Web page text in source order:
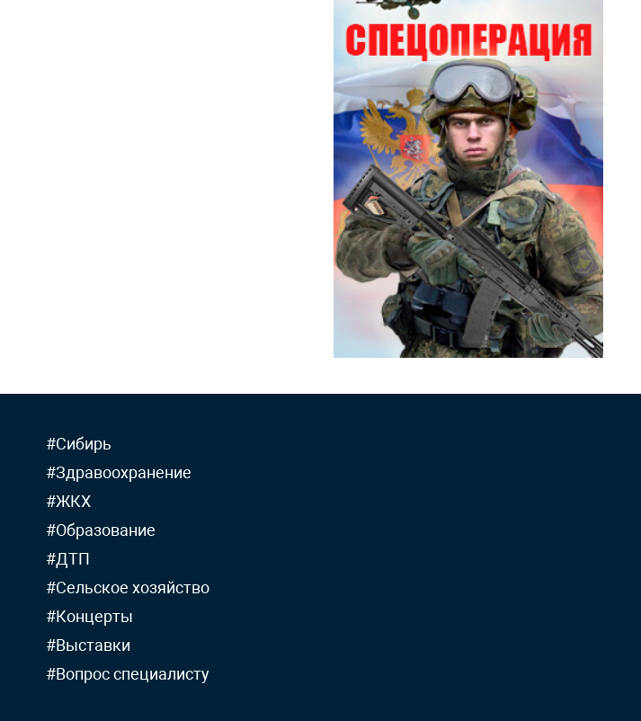
#Сибирь
#Здравоохранение
#ЖКХ
#Образование
#ДТП
#Сельское хозяйство
#Концерты
#Выставки
#Вопрос специалисту